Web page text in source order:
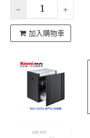
加入購物車